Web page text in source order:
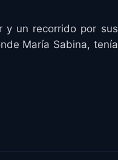
y un recorrido por sus
María Sabina, tenía